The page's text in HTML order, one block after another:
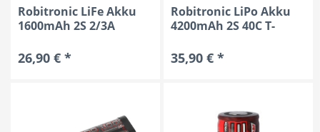
Robitronic LiFe Akku
1600mAh 2S 2/3A
26,90 € *
Robitronic LiPo Akku
4200mAh 2S 40C T-
35,90 € *